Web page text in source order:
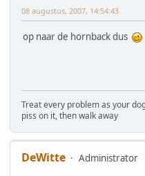
08 augustus, 2007, 14:54:43
op naar de hornback dus
Treat every problem as your
piss on it, then walk away
DeWitte
Administrator